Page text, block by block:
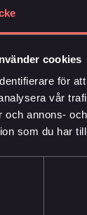
cookies
för
vår
och annons-
som du har
ägda. Vi
kan stå för
För